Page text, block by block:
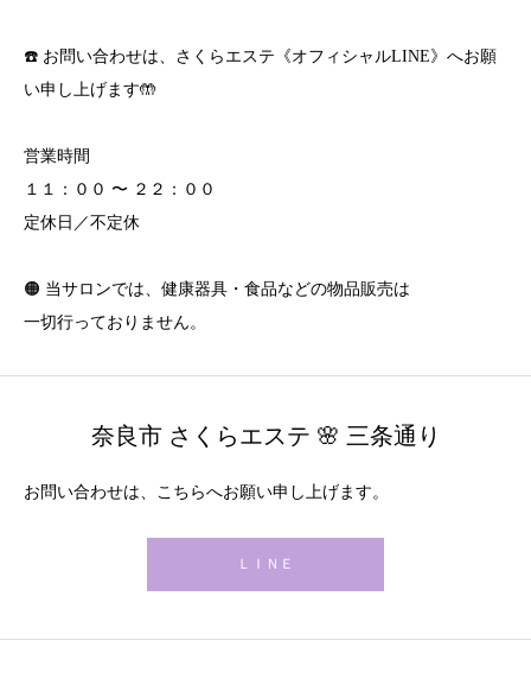
☎️ お問い合わせは、さくらエステ《オフィシャルLINE》へお願
い申し上げます🤲
営業時間
１１：００ 〜 ２２：００
定休日／不定休
🟠 当サロンでは、健康器具・食品などの物品販売は
一切行っておりません。
奈良市 さくらエステ 🌸 三条通り
お問い合わせは、こちらへお願い申し上げます。
ＬＩＮＥ